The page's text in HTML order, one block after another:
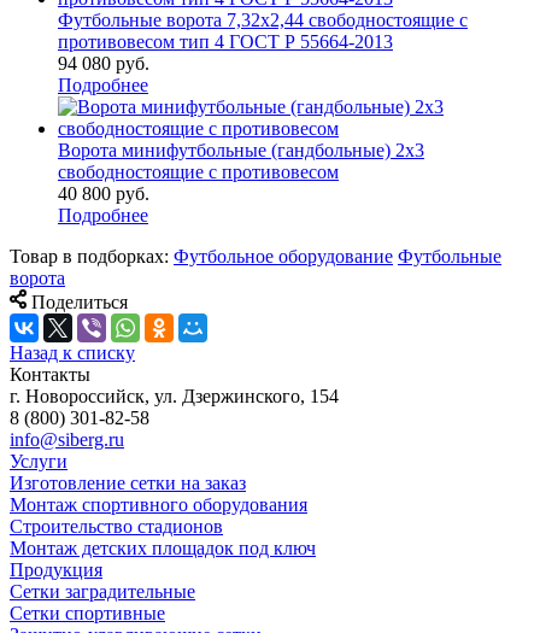
Футбольные ворота 7,32х2,44 свободностоящие с
противовесом тип 4 ГОСТ Р 55664-2013
94 080 руб.
Подробнее
Ворота минифутбольные (гандбольные) 2х3
свободностоящие с противовесом
40 800 руб.
Подробнее
Товар в подборках: Футбольное оборудование Футбольные
ворота
Поделиться
Назад к списку
Контакты
г. Новороссийск, ул. Дзержинского, 154
8 (800) 301-82-58
info@siberg.ru
Услуги
Изготовление сетки на заказ
Монтаж спортивного оборудования
Строительство стадионов
Монтаж детских площадок под ключ
Продукция
Сетки заградительные
Сетки спортивные